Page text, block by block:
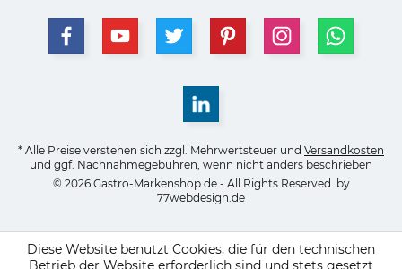
* Alle Preise verstehen sich zzgl. Mehrwertsteuer und Versandkosten
und ggf. Nachnahmegebühren, wenn nicht anders beschrieben
© 2026 Gastro-Markenshop.de - All Rights Reserved. by
77webdesign.de
Diese Website benutzt Cookies, die für den technischen
Betrieb der Website erforderlich sind und stets gesetzt